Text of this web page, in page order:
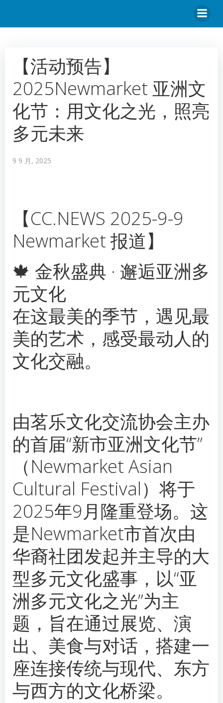
【活动预告】
2025Newmarket 亚洲文
化节：用文化之光，照亮
多元未来
9 9 月, 2025
【CC.NEWS 2025-9-9
Newmarket 报道】
🍁 金秋盛典 · 邂逅亚洲多
元文化
在这最美的季节，遇见最
美的艺术，感受最动人的
文化交融。
由茗乐文化交流协会主办
的首届“新市亚洲文化节”
（Newmarket Asian
Cultural Festival）将于
2025年9月隆重登场。这
是Newmarket市首次由
华裔社团发起并主导的大
型多元文化盛事，以“亚
洲多元文化之光”为主
题，旨在通过展览、演
出、美食与对话，搭建一
座连接传统与现代、东方
与西方的文化桥梁。